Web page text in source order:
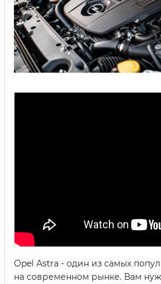
Opel Astra - один из самых
на современном рынке. Вам